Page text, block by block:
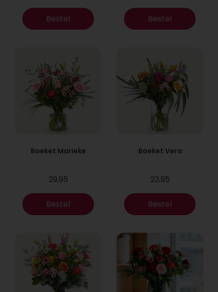
Bestel Bestel
Boeket Marieke
29,95
Bestel
Boeket Vera
23,95
Bestel